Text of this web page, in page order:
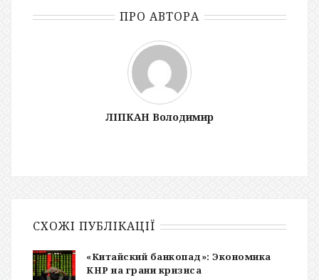
ПРО АВТОРА
ЛІПКАН Володимир
СХОЖІ ПУБЛІКАЦІЇ
«Китайский банкопад»: Экономика
КНР на грани кризиса